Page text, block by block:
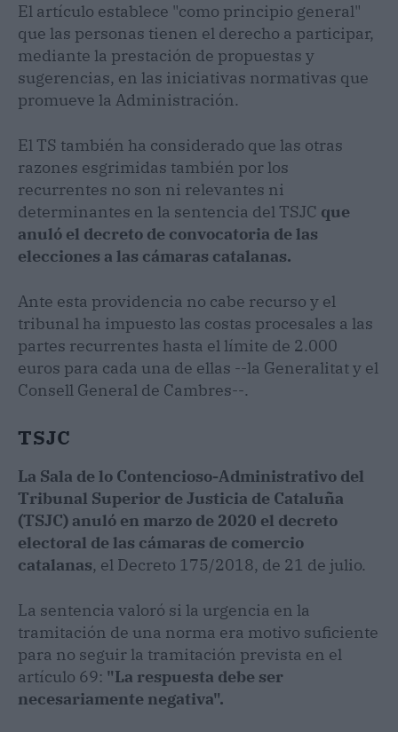
El artículo establece "como principio general"
que las personas tienen el derecho a participar,
mediante la prestación de propuestas y
sugerencias, en las iniciativas normativas que
promueve la Administración.
El TS también ha considerado que las otras
razones esgrimidas también por los
recurrentes no son ni relevantes ni
determinantes en la sentencia del TSJC que
anuló el decreto de convocatoria de las
elecciones a las cámaras catalanas.
Ante esta providencia no cabe recurso y el
tribunal ha impuesto las costas procesales a las
partes recurrentes hasta el límite de 2.000
euros para cada una de ellas --la Generalitat y el
Consell General de Cambres--.
TSJC
La Sala de lo Contencioso-Administrativo del
Tribunal Superior de Justicia de Cataluña
(TSJC) anuló en marzo de 2020 el decreto
electoral de las cámaras de comercio
catalanas, el Decreto 175/2018, de 21 de julio.
La sentencia valoró si la urgencia en la
tramitación de una norma era motivo suficiente
para no seguir la tramitación prevista en el
artículo 69: "La respuesta debe ser
necesariamente negativa".